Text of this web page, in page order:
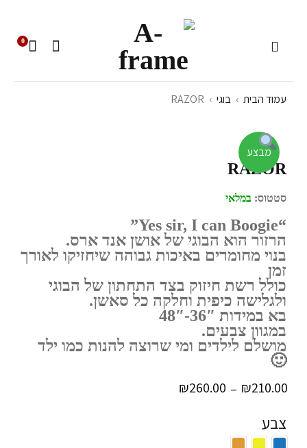
0
עמוד הבית › בוגי ›
RAZOR
מבצע
RAZOR
סטטוס: במלאי
“Yes sir, I can Boogie”
הרזור הוא הבוגי של אושן אנד ארס.
בנוי מחומרים באיכות גבוהה שיחזיקו לאורך
זמן
כולל רשת חיזוק בצד התחתון של הבוגי
ולגלישה כיפית וחלקה כל סאשן.
בא במידות 36″-48″
במגוון צבעים.
מושלם לילדים ומי שרוצה להנות כמו ילד
🙂
₪210.00
–
₪260.00
צבע